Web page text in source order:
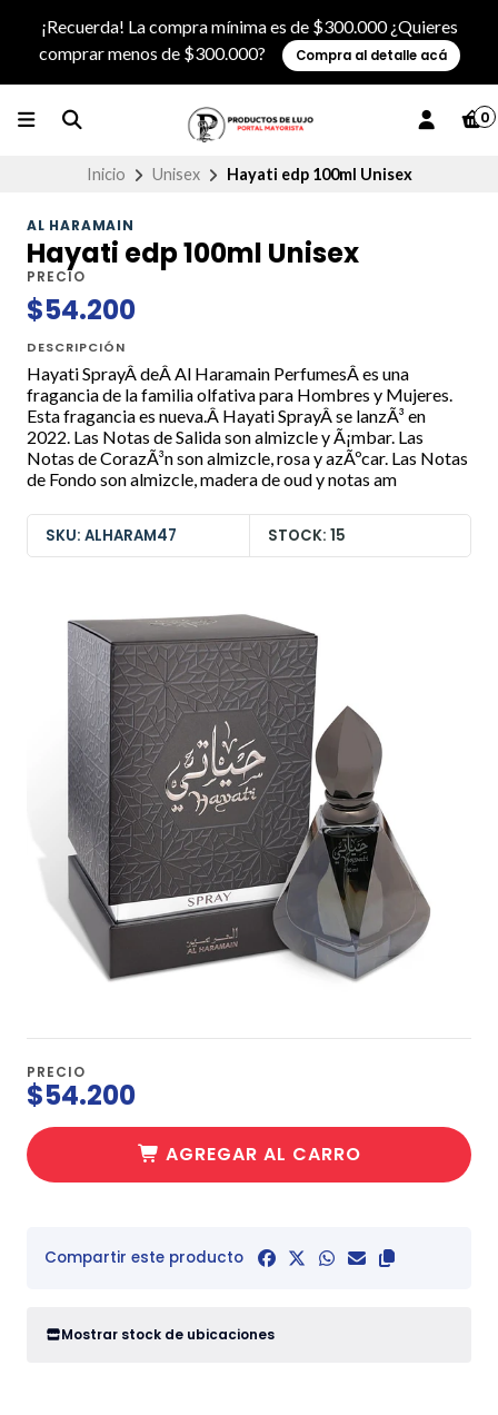
¡Recuerda! La compra mínima es de $300.000 ¿Quieres
comprar menos de $300.000?
Compra al detalle acá
0
Inicio Unisex Hayati edp 100ml Unisex
AL HARAMAIN
Hayati edp 100ml Unisex
PRECIO
$54.200
DESCRIPCIÓN
Hayati SprayÂ deÂ Al Haramain PerfumesÂ es una
fragancia de la familia olfativa para Hombres y Mujeres.
Esta fragancia es nueva.Â Hayati SprayÂ se lanzÃ³ en
2022. Las Notas de Salida son almizcle y Ã¡mbar. Las
Notas de CorazÃ³n son almizcle, rosa y azÃºcar. Las Notas
de Fondo son almizcle, madera de oud y notas am
SKU: ALHARAM47 STOCK: 15
PRECIO
$54.200
AGREGAR AL CARRO
Compartir este producto
Mostrar stock de ubicaciones